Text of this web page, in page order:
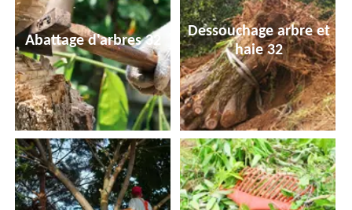
Abattage d'arbres 32
Dessouchage arbre et
haie 32